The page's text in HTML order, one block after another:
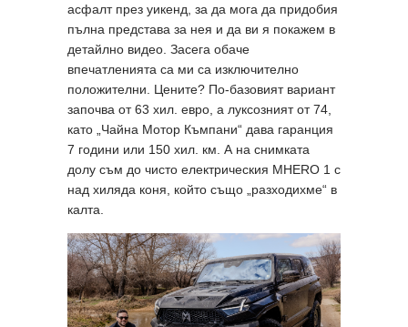
асфалт през уикенд, за да мога да придобия
пълна представа за нея и да ви я покажем в
детайлно видео. Засега обаче
впечатленията са ми са изключително
положителни. Цените? По-базовият вариант
започва от 63 хил. евро, а луксозният от 74,
като „Чайна Мотор Къмпани“ дава гаранция
7 години или 150 хил. км. А на снимката
долу съм до чисто електрическия MHERO 1 с
над хиляда коня, който също „разходихме“ в
калта.